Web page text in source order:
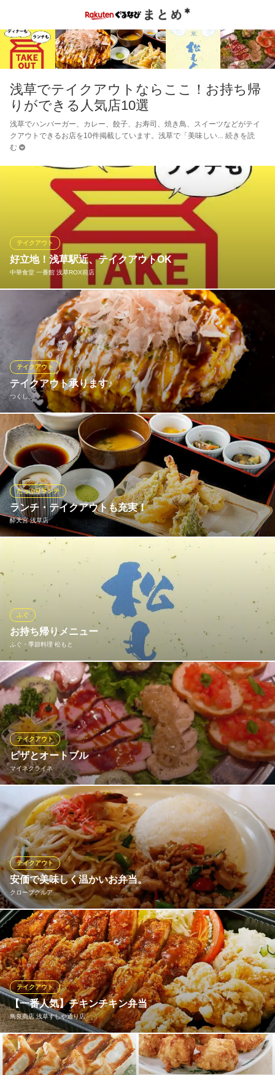
浅草でテイクアウトならここ！お持ち帰
りができる人気店10選
浅草でハンバーガー、カレー、餃子、お寿司、焼き鳥、スイーツなどがテイ
クアウトできるお店を10件掲載しています。浅草で「美味しい
続きを読
む
好立地！浅草駅近、テイクアウトOK
中華食堂 一番館 浅草ROX前店
テイクアウト
本格中華を低価格で提供！！！ランチ、ディナーテイクアウトが
できます！
中華食堂 一番館 浅草ROX前店
中華食べ飲み放題＆弁当
つくばエクスプレス浅草駅 徒歩2分
東京都台東区浅草1-25-1 GJビル1・2F
テイクアウト承ります♪
つくし
テイクアウト
当店は、「お好み焼き」と「焼きそば」がテイクアウト可能で
す！！ 「焼きそば」は、関西の人気製麺所から仕入れる太麺を使
用しています。 しっかりとした食感の麺、新鮮キャベツをたっぷ
り入れ、特製ソースでサッと仕上げています。本当に大人気の一
品です！！
つくし
お好み焼・もんじゃ焼
つくばエクスプレス浅草駅 徒歩2分
東京都台東区浅草2-4-13
ランチ・テイクアウトも充実！
酔天宮 浅草店
たっぷりランチ
当店ではランチも大人気！厚切り豚ロース生姜炒め定食は780円
(税込)、人気のお刺身+特製混ぜご飯定食は980円(税込)。 さらに
全ての定食で、ライスおかわり無料！日替わり小鉢3種とコーヒー
付き！もちろんテイクアウトもOK！お1人様も大歓迎です◎！
酔天宮 浅草店
宴会に最適な創作居酒屋
地下鉄銀座線浅草駅 徒歩3分
東京都台東区浅草1-17-8 浅草ビル1F
お持ち帰りメニュー
ふぐ・季節料理 松もと
ふぐ
専門店ならではのふぐ料理をご自宅でもお楽しみいただけるよう
テイクアウトも承っております。（汁物、生ものを除く） 【メニ
ュー一例】 ふぐの唐揚げ×2個 850円（税別）、ふぐの天ぷら×3
個 850円（税別）、天ぷら盛合せ（海老、野菜など）×1人前 1,
600円～（税込）
ふぐ・季節料理 松もと
ふぐ料理専門店
地下鉄銀座線田原町駅3番出口 徒歩1分
東京都台東区西浅草1-1-13 カーサ田原町201
ピザとオートブル
マイネクライネ
テイクアウト
当店は、「ピザ」と「オートブル」がテイクアウト出来ます。ピ
ザが美味しいとお持ち帰りするお客様が多いです。「オートブ
ル」は出前も行っております。♪社内やご自宅でのパーティなどに
是非ご利用下さい★☆
マイネクライネ
下町のビアレストラン
地下鉄大江戸線蔵前駅 徒歩1分
東京都台東区寿3-3-4
安価で美味しく温かいお弁当。
クロープクルア
テイクアウト
出来立て・安い・美味しい！ランチのお弁当は全11種類。(680円
～740円）ご注文は1つからでもOK!お電話いただければお作りし
ておきます。（混雑時はお時間いただきます）ディナーのアラカ
ルトから料理テイクアウトもお受けいたします。（ディナーの時
間のみ）＊5個以上のご注文は前日までにご連絡いただけるとスム
ーズです。
クロープクルア
本格タイ・ベトナム料理
都営浅草線浅草駅出口A2－a 徒歩2分
東京都台東区駒形2-6-3 ゴールドホース伊東1F
【一番人気】チキンチキン弁当
鳥良商店 浅草すしや通り店
テイクアウト
チキンカツと鶏唐揚のコラボ！！ あれもこれも食べたい方に欲張
りな弁当です！！